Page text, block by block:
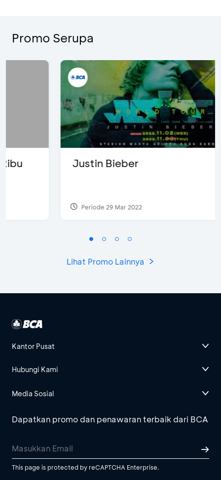
Promo Serupa
Justin Bieber
Periode 29 Mar 2022
Lihat Promo Lainnya
Kantor Pusat
Hubungi Kami
Media Sosial
Dapatkan promo dan penawaran terbaik dari BCA
This page is protected by reCAPTCHA Enterprise.